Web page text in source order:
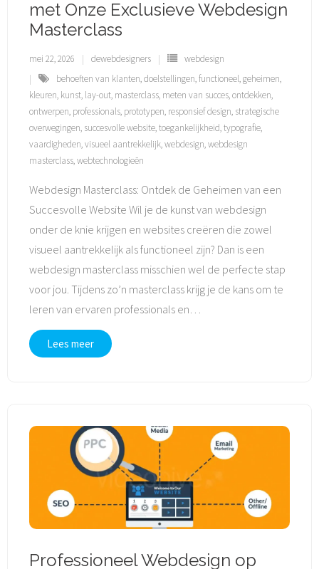
met Onze Exclusieve Webdesign
Masterclass
mei 22, 2026 dewebdesigners
webdesign
behoeften van klanten,doelstellingen,functioneel,geheimen,
kleuren, kunst, lay-out, masterclass, meten van succes,ontdekken,
ontwerpen, professionals, prototypen, responsief design, strategische
overwegingen, succesvolle website,toegankelijkheid,typografie,
vaardigheden,visueel aantrekkelijk,webdesign,webdesign
masterclass,webtechnologieën
Webdesign Masterclass: Ontdek de Geheimen van een
Succesvolle Website Wil je de kunst van webdesign
onder de knie krijgen en websites creëren die zowel
visueel aantrekkelijk als functioneel zijn? Dan is een
webdesign masterclass misschien wel de perfecte stap
voor jou. Tijdens zo’n masterclass krijg je de kans om te
leren van ervaren professionals en…
Lees meer
Professioneel Webdesign op